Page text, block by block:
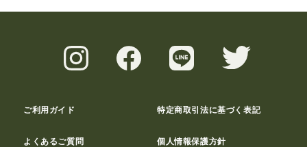
ご利用ガイド 特定商取引法に基づく表記
よくあるご質問 個人情報保護方針